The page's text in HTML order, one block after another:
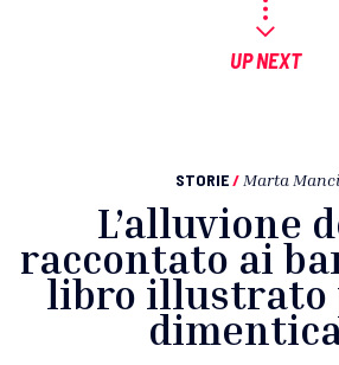
UP NEXT
STORIE/Marta
L’alluvione
raccontato ai
libro illustrato